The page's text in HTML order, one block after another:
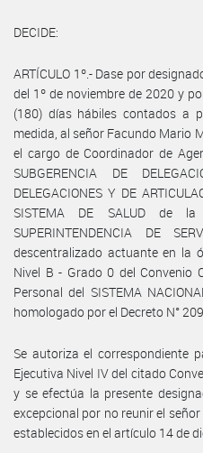
DECIDE:
ARTÍCULO 1º.- Dase por
del 1º de noviembre de 2020 y
(180) días hábiles contados a
medida, al señor Facundo Mario
el cargo de Coordinador de
SUBGERENCIA DE
DELEGACIONES Y DE
SISTEMA DE SALUD de la
SUPERINTENDENCIA DE
descentralizado actuante en la
Nivel B - Grado 0 del Convenio
Personal del SISTEMA
homologado por el Decreto N°
Se autoriza el correspondiente
Ejecutiva Nivel IV del citado
y se efectúa la presente
excepcional por no reunir el
establecidos en el artículo 14 de